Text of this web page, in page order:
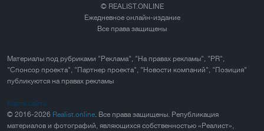
© REALIST.ONLINE
Ежедневное онлайн-издание
Все права защищены
Материалы под рубриками "Реклама", "На правах рекламы", "PR",
"Спонсор проекта", "Партнер проекта", "Новости компаний", "Позиция"
публикуются на правах рекламы
Карта сайта
© 2016-2026 Realist.online. Все права защищены. Републикация
материалов и фотографий, являющихся собственностью «Реалист»,